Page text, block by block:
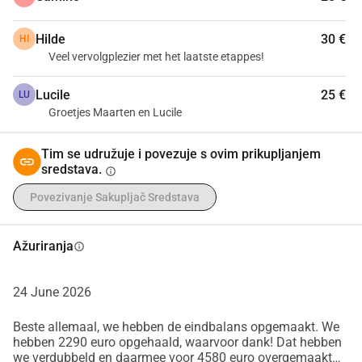
HI Hilde 30 €
Veel vervolgplezier met het laatste etappes!
LU Lucile 25 €
Groetjes Maarten en Lucile
Tim se udružuje i povezuje s ovim prikupljanjem
sredstava. info
Povezivanje Sakupljač Sredstava
Ažuriranjainfo
24 June 2026
Beste allemaal, we hebben de eindbalans opgemaakt. We
hebben 2290 euro opgehaald, waarvoor dank! Dat hebben
we verdubbeld en daarmee voor 4580 euro overgemaakt